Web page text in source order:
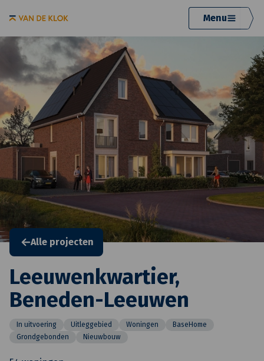
Menu
Alle projecten
Leeuwenkwartier,
Beneden-Leeuwen
In uitvoering Uitleggebied Woningen
BaseHome
Grondgebonden
Nieuwbouw